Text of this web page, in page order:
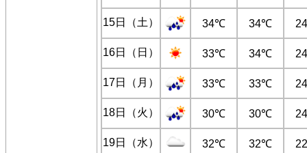
15日（土） 34℃ 34℃
16日（日） 33℃ 34℃
17日（月） 33℃ 33℃
18日（火） 30℃ 30℃
19日（水） 32℃ 32℃